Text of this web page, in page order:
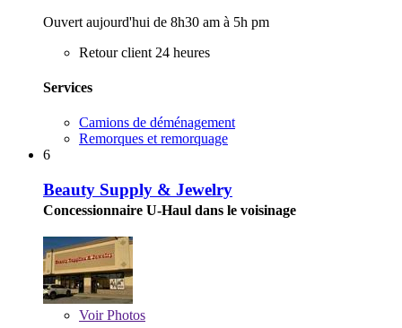
Ouvert aujourd'hui de 8h30 am à 5h pm
Retour client 24 heures
Services
Camions de déménagement
Remorques et remorquage
6
Beauty Supply & Jewelry
Concessionnaire U-Haul dans le voisinage
VoirPhotos